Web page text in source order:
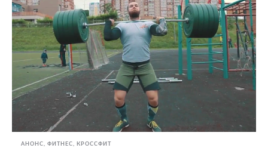
АНОНС ФИТНЕС, КРОССФИТ